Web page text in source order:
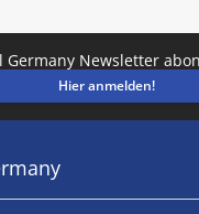
Germany Newsletter
Hier anmelden!